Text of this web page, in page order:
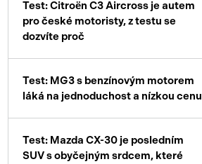
Test: Citroën C3 Aircross je autem
pro české motoristy, z testu se
dozvíte proč
Test: MG3 s benzínovým motorem
láká na jednoduchost a nízkou cenu
Test: Mazda CX-30 je posledním
SUV s obyčejným srdcem, které